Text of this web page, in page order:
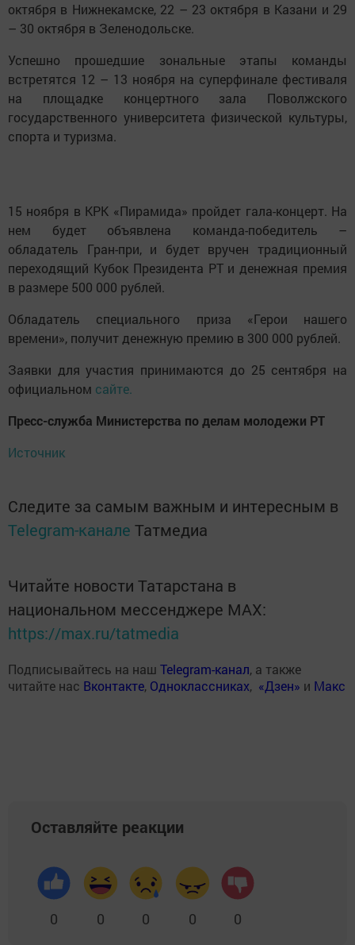
октября в Нижнекамске, 22 – 23 октября в Казани и 29
– 30 октября в Зеленодольске.
Успешно прошедшие зональные этапы команды
встретятся 12 – 13 ноября на суперфинале фестиваля
на площадке концертного зала Поволжского
государственного университета физической культуры,
спорта и туризма.
15 ноября в КРК «Пирамида» пройдет гала-концерт. На
нем будет объявлена команда-победитель –
обладатель Гран-при, и будет вручен традиционный
переходящий Кубок Президента РТ и денежная премия
в размере 500 000 рублей.
Обладатель специального приза «Герои нашего
времени», получит денежную премию в 300 000 рублей.
Заявки для участия принимаются до 25 сентября на
официальном сайте.
Пресс-служба Министерства по делам молодежи РТ
Источник
Следите за самым важным и интересным в
Telegram-канале Татмедиа
Читайте новости Татарстана в
национальном мессенджере MАХ:
https://max.ru/tatmedia
Подписывайтесь на наш Telegram-канал, а также
читайте нас Вконтакте, Одноклассниках, «Дзен» и Макс
Оставляйте реакции
0 0 0 0 0